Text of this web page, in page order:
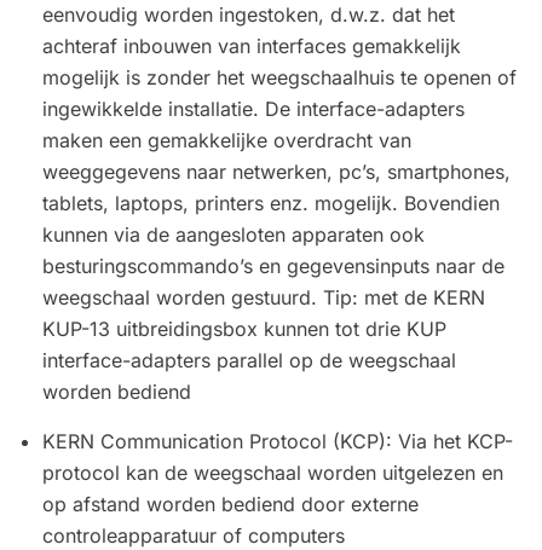
eenvoudig worden ingestoken, d.w.z. dat het
achteraf inbouwen van interfaces gemakkelijk
mogelijk is zonder het weegschaalhuis te openen of
ingewikkelde installatie. De interface-adapters
maken een gemakkelijke overdracht van
weeggegevens naar netwerken, pc’s, smartphones,
tablets, laptops, printers enz. mogelijk. Bovendien
kunnen via de aangesloten apparaten ook
besturingscommando’s en gegevensinputs naar de
weegschaal worden gestuurd. Tip: met de KERN
KUP-13 uitbreidingsbox kunnen tot drie KUP
interface-adapters parallel op de weegschaal
worden bediend
KERN Communication Protocol (KCP): Via het KCP-
protocol kan de weegschaal worden uitgelezen en
op afstand worden bediend door externe
controleapparatuur of computers